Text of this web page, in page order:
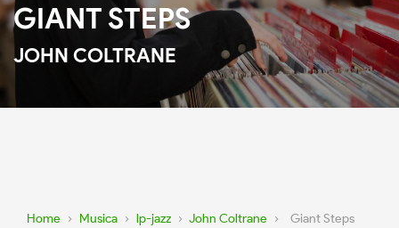
GIANT STEPS
JOHN COLTRANE
Home › Musica › lp-jazz › John Coltrane › Giant Steps